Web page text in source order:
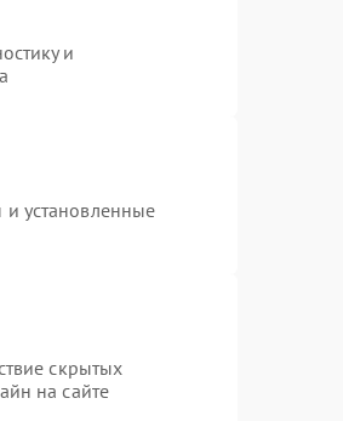
и
установленные
скрытых
на сайте